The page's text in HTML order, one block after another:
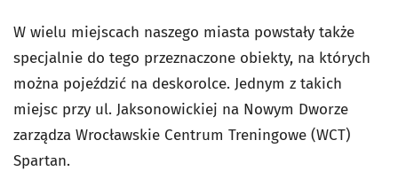
W wielu miejscach naszego miasta powstały także
specjalnie do tego przeznaczone obiekty, na których
można pojeździć na deskorolce. Jednym z takich
miejsc przy ul. Jaksonowickiej na Nowym Dworze
zarządza Wrocławskie Centrum Treningowe (WCT)
Spartan.